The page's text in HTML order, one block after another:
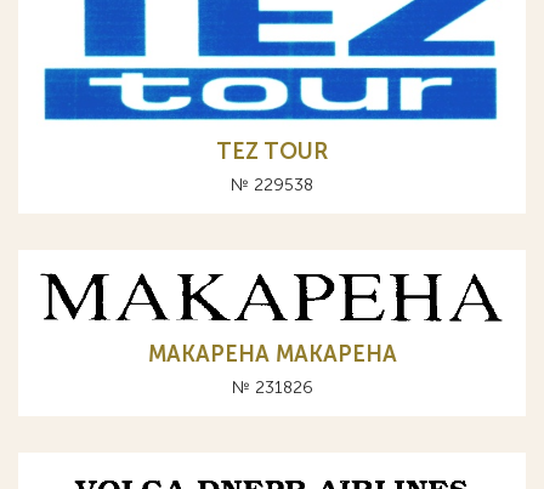
TEZ TOUR
№ 229538
МАКАРЕНА MAKAPEHA
№ 231826